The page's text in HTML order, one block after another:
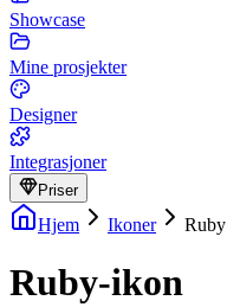
Showcase
Mine prosjekter
Designer
Integrasjoner
Priser
Hjem Ikoner Ruby
Ruby-ikon